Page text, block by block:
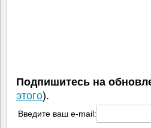
Подпишитесь на
этого).
Введите ваш e-mail: